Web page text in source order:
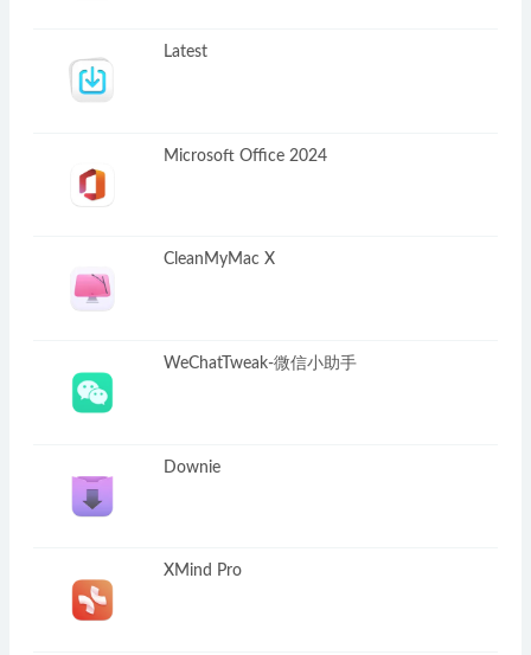
Latest
Microsoft Office 2024
CleanMyMac X
WeChatTweak-微信小助手
Downie
XMind Pro